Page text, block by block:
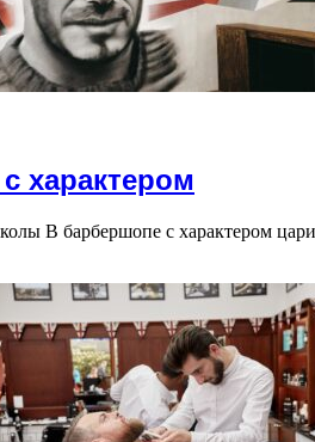
характером
В барбершопе с характером